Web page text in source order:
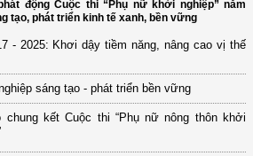
động Cuộc thi “Phụ nữ khởi nghiệp” năm
tạo, phát triển kinh tế xanh, bền vững
- 2025: Khơi dậy tiềm năng, nâng cao vị thế
sáng tạo - phát triển bền vững
kết Cuộc thi “Phụ nữ nông thôn khởi